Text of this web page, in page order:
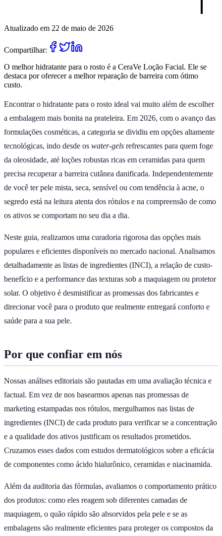
Atualizado em 22 de maio de 2026
Compartilhar:
O melhor hidratante para o rosto é a CeraVe Loção Facial. Ele se
destaca por oferecer a melhor reparação de barreira com ótimo
custo.
Encontrar o hidratante para o rosto ideal vai muito além de escolher
a embalagem mais bonita na prateleira. Em 2026, com o avanço das
formulações cosméticas, a categoria se dividiu em opções altamente
tecnológicas, indo desde os water-gels refrescantes para quem foge
da oleosidade, até loções robustas ricas em ceramidas para quem
precisa recuperar a barreira cutânea danificada. Independentemente
de você ter pele mista, seca, sensível ou com tendência à acne, o
segredo está na leitura atenta dos rótulos e na compreensão de como
os ativos se comportam no seu dia a dia.
Neste guia, realizamos uma curadoria rigorosa das opções mais
populares e eficientes disponíveis no mercado nacional. Analisamos
detalhadamente as listas de ingredientes (INCI), a relação de custo-
benefício e a performance das texturas sob a maquiagem ou protetor
solar. O objetivo é desmistificar as promessas dos fabricantes e
direcionar você para o produto que realmente entregará conforto e
saúde para a sua pele.
Por que confiar em nós
Nossas análises editoriais são pautadas em uma avaliação técnica e
factual. Em vez de nos basearmos apenas nas promessas de
marketing estampadas nos rótulos, mergulhamos nas listas de
ingredientes (INCI) de cada produto para verificar se a concentração
e a qualidade dos ativos justificam os resultados prometidos.
Cruzamos esses dados com estudos dermatológicos sobre a eficácia
de componentes como ácido hialurônico, ceramidas e niacinamida.
Além da auditoria das fórmulas, avaliamos o comportamento prático
dos produtos: como eles reagem sob diferentes camadas de
maquiagem, o quão rápido são absorvidos pela pele e se as
embalagens são realmente eficientes para proteger os compostos da